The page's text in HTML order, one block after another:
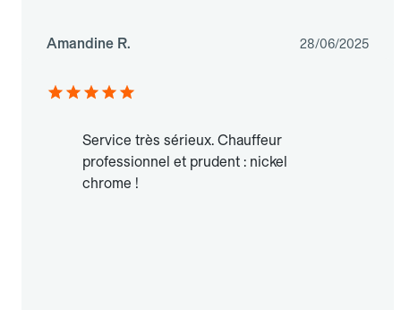
Amandine R. 28/06/2025
Service très sérieux. Chauffeur
professionnel et prudent : nickel
chrome !